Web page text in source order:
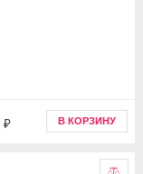
₽ В КОРЗИНУ